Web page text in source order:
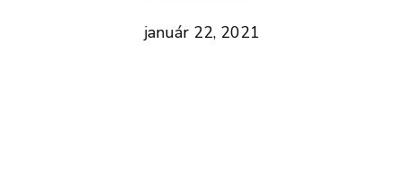
január 22, 2021